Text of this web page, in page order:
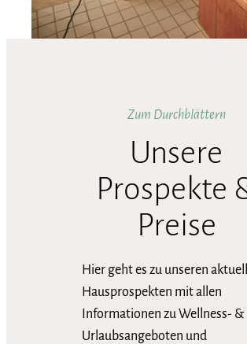
Zum Durchblättern
Unsere
Prospekte
Preise
Hier geht es zu unseren
Hausprospekten mit allen
Informationen zu Wellness- &
Urlaubsangeboten und